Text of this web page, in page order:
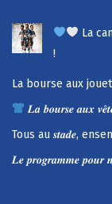
La
!
La bourse aux
𝑳𝒂 𝒃𝒐𝒖𝒓𝒔𝒆 𝒂𝒖𝒙
Tous au 𝒔𝒕𝒂𝒅𝒆,
𝑳𝒆 𝒑𝒓𝒐𝒈𝒓𝒂𝒎𝒎𝒆 𝒑𝒐𝒖𝒓